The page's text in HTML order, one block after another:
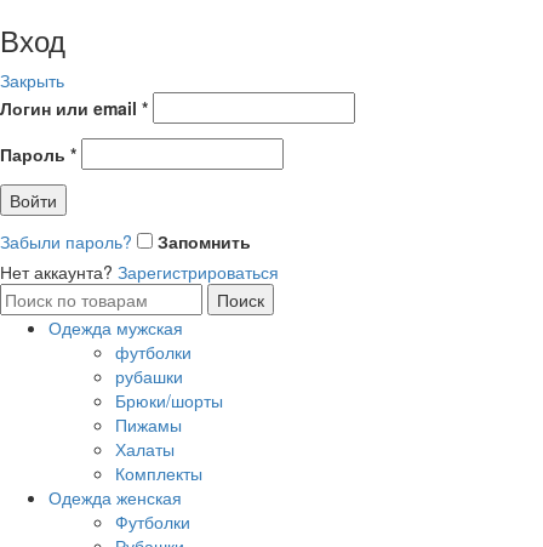
Вход
Закрыть
Логин или email *
Пароль *
Войти
Забыли пароль?
Запомнить
Нет аккаунта? Зарегистрироваться
Поиск
по:
Поиск
Одежда мужская
футболки
рубашки
Брюки/шорты
Пижамы
Халаты
Комплекты
Одежда женская
Футболки